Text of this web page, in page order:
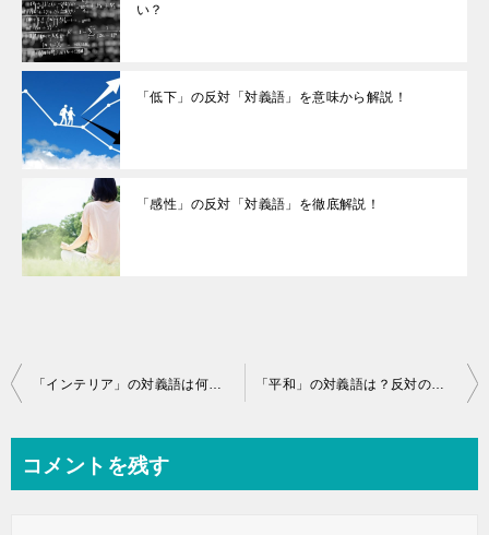
い？
「低下」の反対「対義語」を意味から解説！
「感性」の反対「対義語」を徹底解説！
投
ビ
「インテリア」の対義語は何？反対の英語表記も紹介！ 「平和」の対義語は？反対の意味に近い「３つの言葉」も紹介！
コメントを残す